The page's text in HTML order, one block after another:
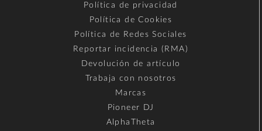
Política de privacidad
Política de Cookies
Política de Redes Sociales
Reportar incidencia (RMA)
Devolución de artículo
Trabaja con nosotros
Marcas
Pioneer DJ
AlphaTheta